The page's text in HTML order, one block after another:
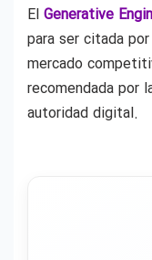
El Generative
para ser citada
mercado
recomendada por
autoridad digital.